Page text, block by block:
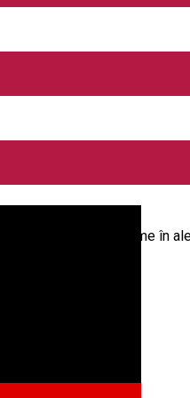
care să te îndrume în